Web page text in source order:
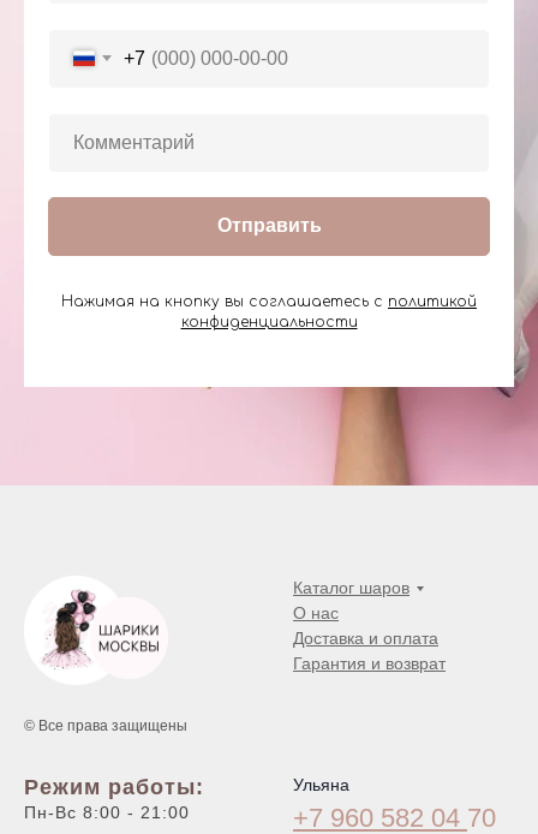
+7
Отправить
Нажимая на кнопку вы соглашаетесь с политикой
конфиденциальности
© Все права защищены
Каталог шаров
О нас
Доставка и оплата
Гарантия и возврат
Режим работы:
Пн-Вс 8:00 - 21:00
Ульяна
+7 960 582 04 70